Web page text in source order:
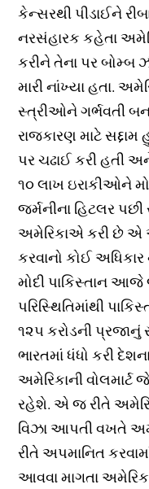
કેન્સરથી પીડાઈને
નરસંહારક કહેતા
કરીને તેના પર બોમ્બ
મારી નાંખ્યા હતા.
સ્ત્રીઓને ગર્ભવતી
રાજકારણ માટે
પર ચઢાઈ કરી હતી
૧૦ લાખ ઇરાકીઓને
જર્મનીના હિટલર
અમેરિકાએ કરી છે એ
કરવાનો કોઈ
મોદી પાકિસ્તાન
પરિસ્થિતિમાંથી
૧૨૫ કરોડની પ્રજાનું
ભારતમાં ધંધો કરી
અમેરિકાની
રહેશે. એ જ રીતે
વિઝા આપતી વખતે
રીતે અપમાનિત
આવવા માગતા